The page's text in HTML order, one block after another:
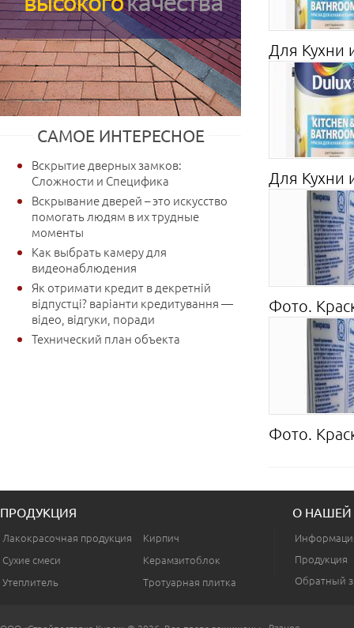
САМОЕ ИНТЕРЕСНОЕ
Вскрытие дверных замков:
Сложности и Специфика
Вскрывание дверей – это искусство
помогать людям в их трудные
моменты
Как выбрать камеру для
видеонаблюдения
Як отримати кредит в декретній
відпустці? варіанти кредитування —
відео, відгуки, поради
Технический план объекта
Для Кухни
Для Кухни
Фото.
Фото.
ПРОДУКЦИЯ
Лакокрасочная продукция
Сухие смеси
Утеплитель
Кирпич
Керамзитоблок
Тротуарная плитка
О
Продукция
Обратный